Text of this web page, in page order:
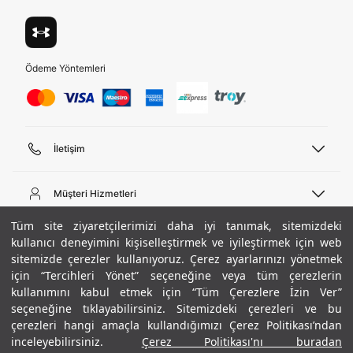
Tüm site ziyaretçilerimizi daha iyi tanımak, sitemizdeki
kullanıcı deneyimini kişiselleştirmek ve iyileştirmek için web
sitemizde çerezler kullanıyoruz. Çerez ayarlarınızı yönetmek
için “Tercihleri Yönet” seçeneğine veya tüm çerezlerin
kullanımını kabul etmek için “Tüm Çerezlere İzin Ver”
seçeneğine tıklayabilirsiniz. Sitemizdeki çerezleri ve bu
çerezleri hangi amaçla kullandığımızı Çerez Politikası’ndan
inceleyebilirsiniz.
Çerez Politikası'nı buradan
Ödeme Yöntemleri
İletişim
444 02 00
Pazartesi - Cuma 09:00 - 18:00
E-posta
bilgi@underarmour.com
Müşteri Hizmetleri
Sipariş Sorgulama
Bize Ulaşın
Teslimat Bilgileri
İşlem Rehberi
İade ve Değişimler
Sıkça Sorulan Sorular
Beden Rehberi
Hakkımızda
Ticari Bilgiler
Hükümler ve Koşullar
Gizlilik Politikası
Çerez Politikası
Kariyer
UA Sosyal Medya
Instagram
Facebook
Twitter
Popüler Kategoriler